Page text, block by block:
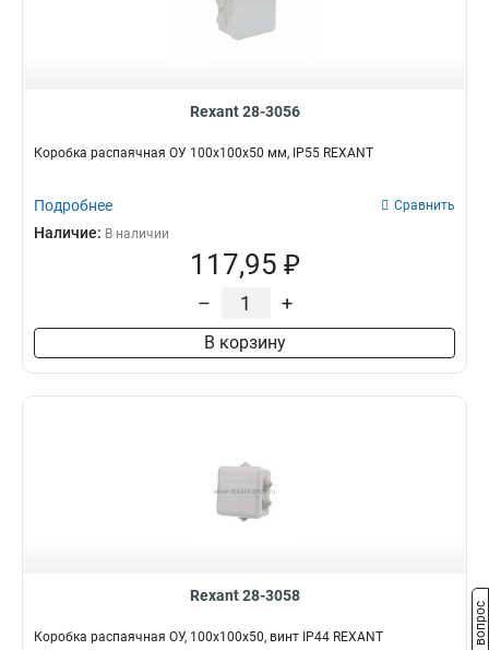
Rexant 28-3056
Коробка распаячная ОУ 100x100x50 мм, IP55 REXANT
Подробнее Сравнить
Наличие: В наличии
117,95 ₽
– +
В корзину
Rexant 28-3058
Коробка распаячная ОУ, 100x100x50, винт IP44 REXANT